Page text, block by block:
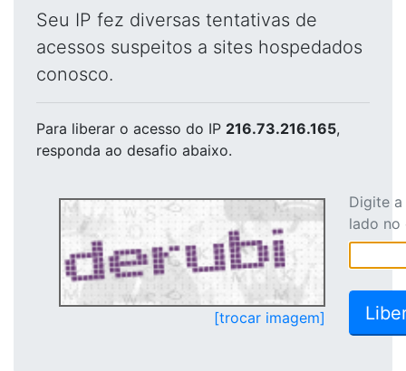
Seu IP fez diversas tentativas de
acessos suspeitos a sites hospedados
conosco.
Para liberar o acesso do IP 216.73.216.165,
responda ao desafio abaixo.
[trocar imagem]
Digite
lado no